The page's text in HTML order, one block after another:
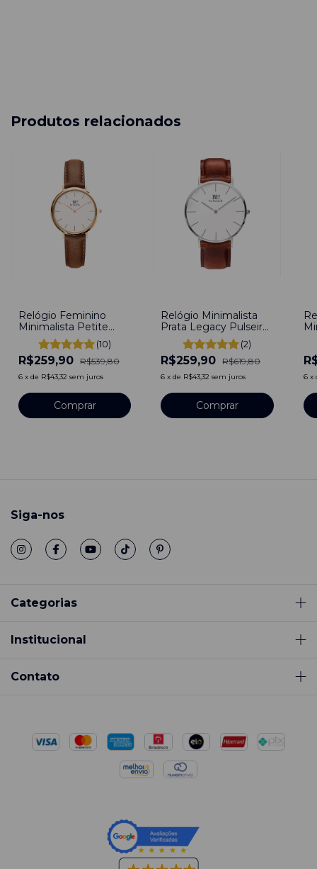
Produtos relacionados
Relógio Feminino
Minimalista Petite
Boulevard Gold
Pulseira de Couro
Marrom 32mm Aço
Inoxidável banhado a
titânio
(10)
R$259,90 R$539,80
6 x de R$43,32 sem juros
Comprar
Relógio Minimalista
Prata Legacy Pulseira
De Couro Marrom
40mm Minimalista
Aço Inoxidável
banhado a titânio
(2)
R$259,90 R$619,80
6 xde R$43,32 sem juros
Comprar
6 x
Siga-nos
Categorias
Institucional
Contato